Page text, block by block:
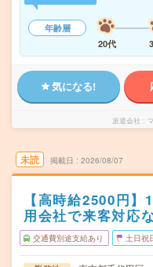
年齢層
20代
気になる!
派遣会社
未読 掲載日 2026/08/07
【高時給2500円
用会社で来客対応
交通費別途支給あり 土日祝